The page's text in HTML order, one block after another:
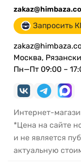
Запросить
Москва,
Пн—Пт 09:00 –
Интернет-
*Цена на сайте
и не является
актуальную